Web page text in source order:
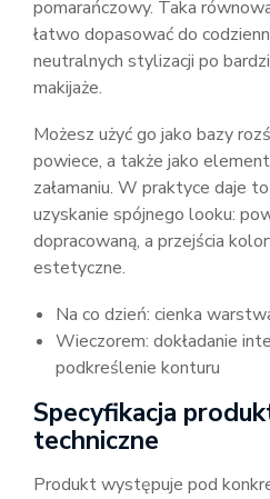
pomarańczowy. Taka
łatwo dopasować do
neutralnych stylizacji po
makijaże.
Możesz użyć go jako bazy
powiece, a także jako
załamaniu. W praktyce daje
uzyskanie spójnego looku:
dopracowaną, a przejścia
estetyczne.
Na co dzień: cienka
Wieczorem: dokładanie
podkreślenie konturu
Specyfikacja
techniczne
Produkt występuje pod